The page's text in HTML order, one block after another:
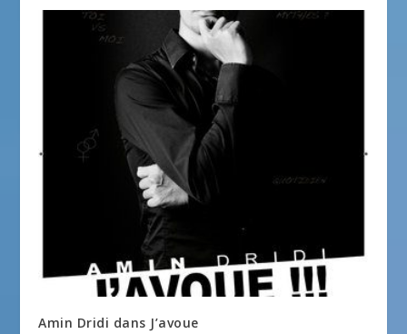
Amin Dridi dans J’avoue